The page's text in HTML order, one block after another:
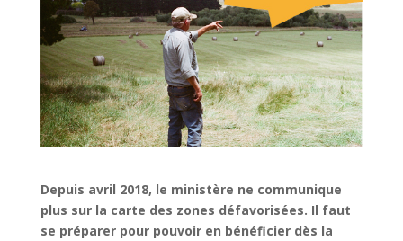
Depuis avril 2018, le ministère ne communique
plus sur la carte des zones défavorisées. Il faut
se préparer pour pouvoir en bénéficier dès la